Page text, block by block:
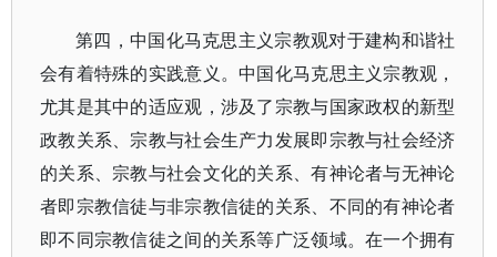
第四，中国化马克思主义宗教观对于建构和谐社
会有着特殊的实践意义。中国化马克思主义宗教观，
尤其是其中的适应观，涉及了宗教与国家政权的新型
政教关系、宗教与社会生产力发展即宗教与社会经济
的关系、宗教与社会文化的关系、有神论者与无神论
者即宗教信徒与非宗教信徒的关系、不同的有神论者
即不同宗教信徒之间的关系等广泛领域。在一个拥有